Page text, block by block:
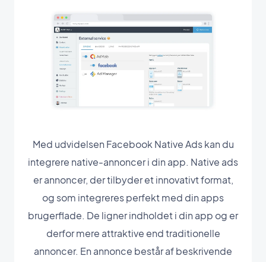
Med udvidelsen Facebook Native Ads kan du
integrere native-annoncer i din app. Native ads
er annoncer, der tilbyder et innovativt format,
og som integreres perfekt med din apps
brugerflade. De ligner indholdet i din app og er
derfor mere attraktive end traditionelle
annoncer. En annonce består af beskrivende